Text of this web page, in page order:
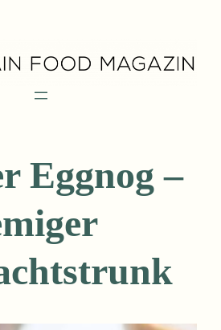
Eggnog –